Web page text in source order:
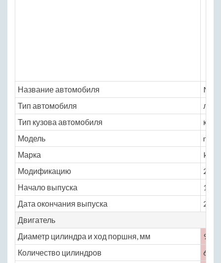
Название автомобиля
Тип автомобиля
Тип кузова автомобиля
купе
Модель
Марка
karif
Модификацию
2.8
Начало выпуска
1988
Дата окончания выпуска
2000
Двигатель
Диаметр цилиндра и ход поршня, мм
94 ×
Количество цилиндров
6